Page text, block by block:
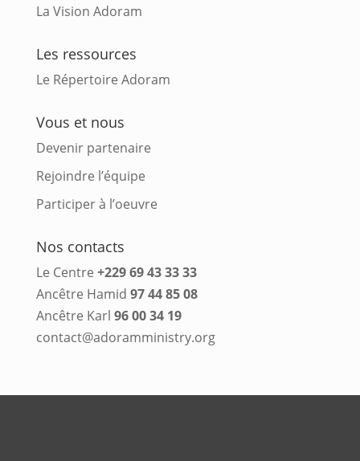
La Vision Adoram
Les ressources
Le Répertoire Adoram
Vous et nous
Devenir partenaire
Rejoindre l’équipe
Participer à l’oeuvre
Nos contacts
Le Centre +229 69 43 33 33
Ancêtre Hamid 97 44 85 08
Ancêtre Karl 96 00 34 19
contact@adoramministry.org